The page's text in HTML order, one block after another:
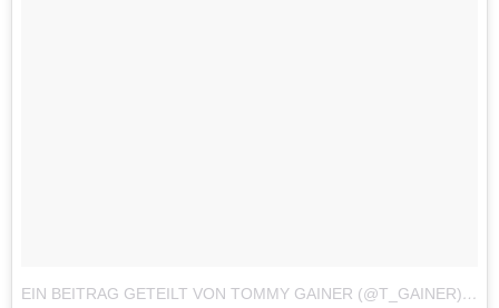
EIN BEITRAG GETEILT VON TOMMY GAINER (@T_GAINER)
AM